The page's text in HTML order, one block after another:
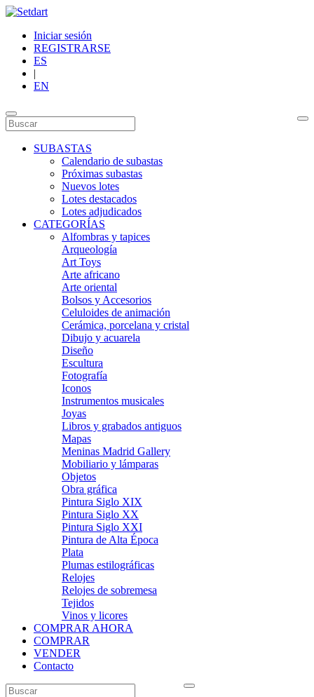
Iniciar sesión
REGISTRARSE
ES
|
EN
SUBASTAS
Calendario de subastas
Próximas subastas
Nuevos lotes
Lotes destacados
Lotes adjudicados
CATEGORÍAS
Alfombras y tapices
Arqueología
Art Toys
Arte africano
Arte oriental
Bolsos y Accesorios
Celuloides de animación
Cerámica, porcelana y cristal
Dibujo y acuarela
Diseño
Escultura
Fotografía
Iconos
Instrumentos musicales
Joyas
Libros y grabados antiguos
Mapas
Meninas Madrid Gallery
Mobiliario y lámparas
Objetos
Obra gráfica
Pintura Siglo XIX
Pintura Siglo XX
Pintura Siglo XXI
Pintura de Alta Época
Plata
Plumas estilográficas
Relojes
Relojes de sobremesa
Tejidos
Vinos y licores
COMPRAR AHORA
COMPRAR
VENDER
Contacto